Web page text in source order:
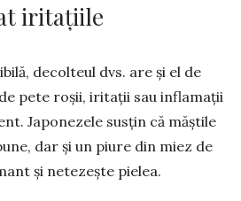
iritațiile
decol­teul dvs. are și el de
pete roșii, iritații sau inflamații
Japonezele susțin că măștile
dar și un piure din miez de
și netezește pie­lea.